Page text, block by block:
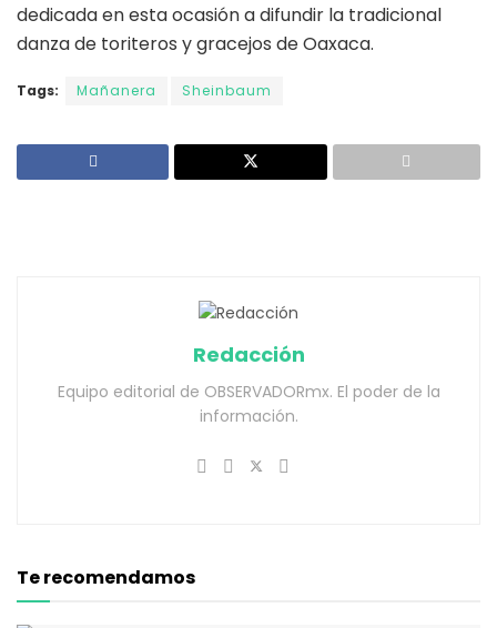
dedicada en esta ocasión a difundir la tradicional
danza de toriteros y gracejos de Oaxaca.
Tags: Mañanera Sheinbaum
Redacción
Equipo editorial de OBSERVADORmx. El poder de la
información.
Te recomendamos